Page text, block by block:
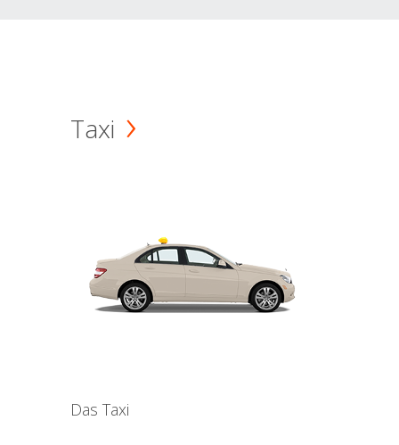
Taxi
Das Taxi